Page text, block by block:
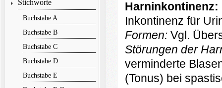
Stichworte
Buchstabe A
Buchstabe B
Buchstabe C
Buchstabe D
Buchstabe E
Harninkontinenz:
Inkontinenz für
Formen: Vgl.
Störungen der
verminderte
(Tonus) bei